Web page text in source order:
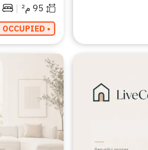
95 م² |
• FULLY OCCUPIED